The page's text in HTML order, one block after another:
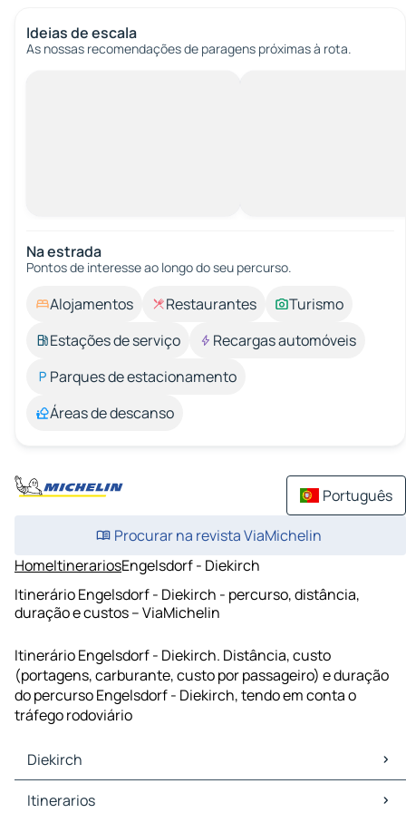
Ideias de escala
As nossas recomendações de paragens próximas à rota.
Na estrada
Pontos de interesse ao longo do seu percurso.
Alojamentos Restaurantes
Turismo
Estações de serviço
Recargas automóveis
Parques de estacionamento
Áreas de descanso
Português
Procurar na revista ViaMichelin
HomeItinerariosEngelsdorf - Diekirch
Itinerário Engelsdorf - Diekirch - percurso, distância,
duração e custos – ViaMichelin
Itinerário Engelsdorf - Diekirch. Distância, custo
(portagens, carburante, custo por passageiro) e duração
do percurso Engelsdorf - Diekirch, tendo em conta o
tráfego rodoviário
Diekirch
Diekirch Mapas Plantas
Itinerarios